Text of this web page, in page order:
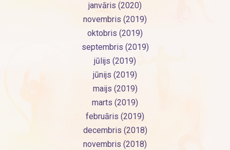
janvāris (2020)
novembris (2019)
oktobris (2019)
septembris (2019)
jūlijs (2019)
jūnijs (2019)
maijs (2019)
marts (2019)
februāris (2019)
decembris (2018)
novembris (2018)